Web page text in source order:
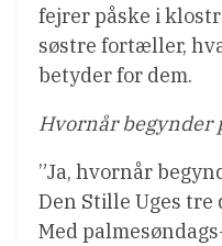
fejrer påske i
søstre fortæller,
betyder for dem.
Hvornår begynder
”Ja, hvornår
Den Stille Uges
Med